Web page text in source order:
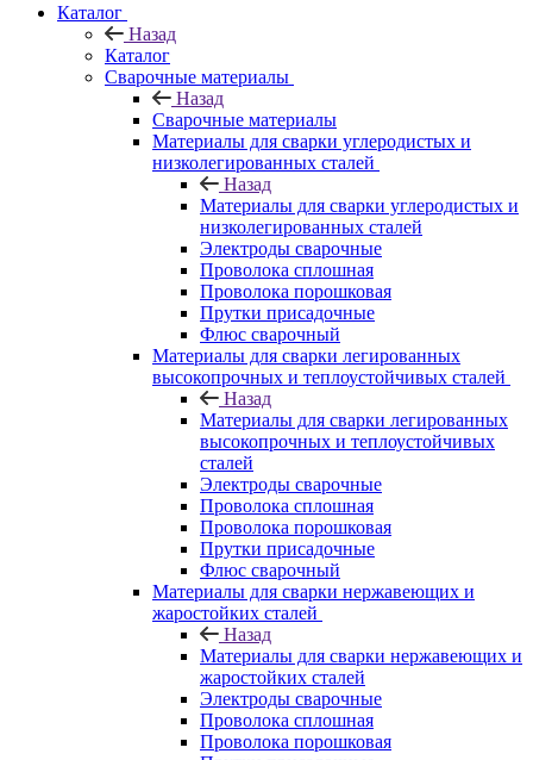
Каталог
Назад
Каталог
Сварочные материалы
Назад
Сварочные материалы
Материалы для сварки углеродистых и
низколегированных сталей
Назад
Материалы для сварки углеродистых и
низколегированных сталей
Электроды сварочные
Проволока сплошная
Проволока порошковая
Прутки присадочные
Флюс сварочный
Материалы для сварки легированных
высокопрочных и теплоустойчивых сталей
Назад
Материалы для сварки легированных
высокопрочных и теплоустойчивых
сталей
Электроды сварочные
Проволока сплошная
Проволока порошковая
Прутки присадочные
Флюс сварочный
Материалы для сварки нержавеющих и
жаростойких сталей
Назад
Материалы для сварки нержавеющих и
жаростойких сталей
Электроды сварочные
Проволока сплошная
Проволока порошковая